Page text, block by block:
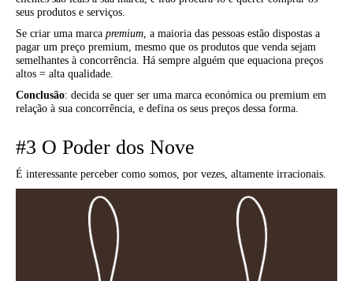
seus produtos e serviços.
Se criar uma marca premium, a maioria das pessoas estão dispostas a
pagar um preço premium, mesmo que os produtos que venda sejam
semelhantes à concorrência. Há sempre alguém que equaciona preços
altos = alta qualidade.
Conclusão: decida se quer ser uma marca económica ou premium em
relação à sua concorrência, e defina os seus preços dessa forma.
#3 O Poder dos Nove
É interessante perceber como somos, por vezes, altamente irracionais.